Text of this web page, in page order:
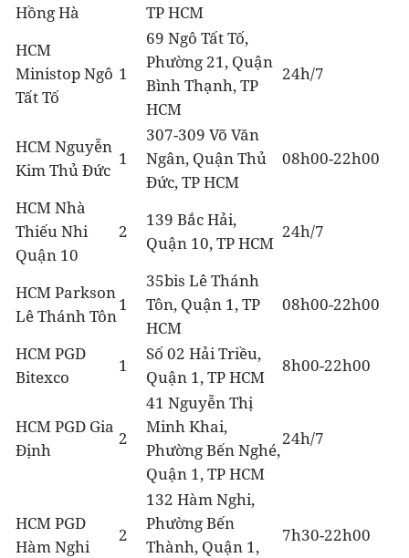
Hồng Hà
TP HCM
HCM
Ministop Ngô
Tất Tố
1
69 Ngô Tất Tố,
Phường 21, Quận
Bình Thạnh, TP
HCM
24h/7
HCM Nguyễn
Kim Thủ Đức
1
307-309 Võ Văn
Ngân, Quận Thủ
Đức, TP HCM
08h00-22h00
HCM Nhà
Thiếu Nhi
Quận 10
2
139 Bắc Hải,
Quận 10, TP HCM
24h/7
HCM Parkson
Lê Thánh Tôn
1
35bis Lê Thánh
Tôn, Quận 1, TP
HCM
08h00-22h00
HCM PGD
Bitexco
1
Số 02 Hải Triều,
Quận 1, TP HCM
8h00-22h00
HCM PGD Gia
Định
2
41 Nguyễn Thị
Minh Khai,
Phường Bến Nghé,
Quận 1, TP HCM
24h/7
HCM PGD
Hàm Nghi
2
132 Hàm Nghi,
Phường Bến
Thành, Quận 1,
7h30-22h00